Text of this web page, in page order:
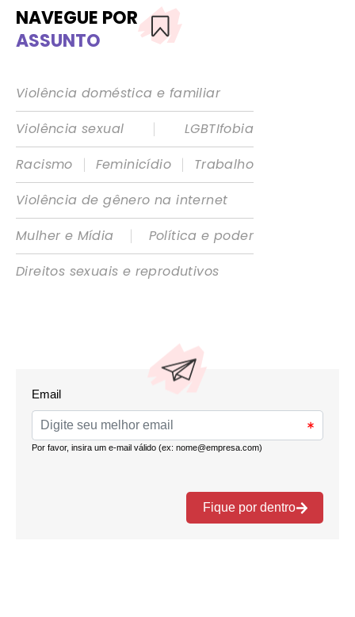
NAVEGUE POR
ASSUNTO
Violência doméstica e familiar
Violência sexual
|
LGBTIfobia
Racismo
| Feminicídio |
Trabalho
Violência de gênero na internet
Mulher e Mídia
|
Política e poder
Direitos sexuais e reprodutivos